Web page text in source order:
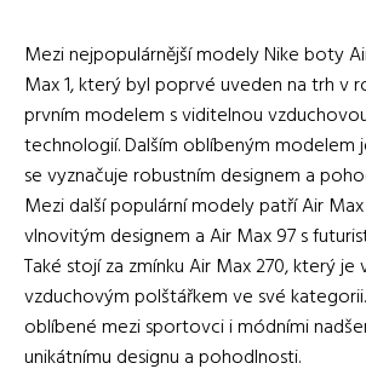
Mezi nejpopulárnější modely Nike boty
Max 1, který byl poprvé uveden na trh v
prvním modelem s viditelnou
technologií. Dalším oblíbeným modelem
se vyznačuje robustním designem a
Mezi další populární modely patří Air
vlnovitým designem a Air Max 97 s
Také stojí za zmínku Air Max 270, který
vzduchovým polštářkem ve své
oblíbené mezi sportovci i módními
unikátnímu designu a pohodlnosti.